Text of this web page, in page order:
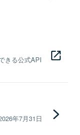
きる公式API
年7月31日